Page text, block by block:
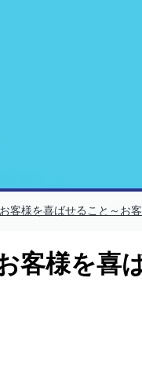
客様を喜ばせること～お
客様を喜